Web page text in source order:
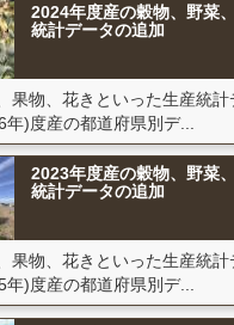
2024年度産の穀物、野菜
統計データの追加
果物、花きといった生産統計
)度産の都道府県別デ...
2023年度産の穀物、野菜
統計データの追加
果物、花きといった生産統計
年)度産の都道府県別デ...